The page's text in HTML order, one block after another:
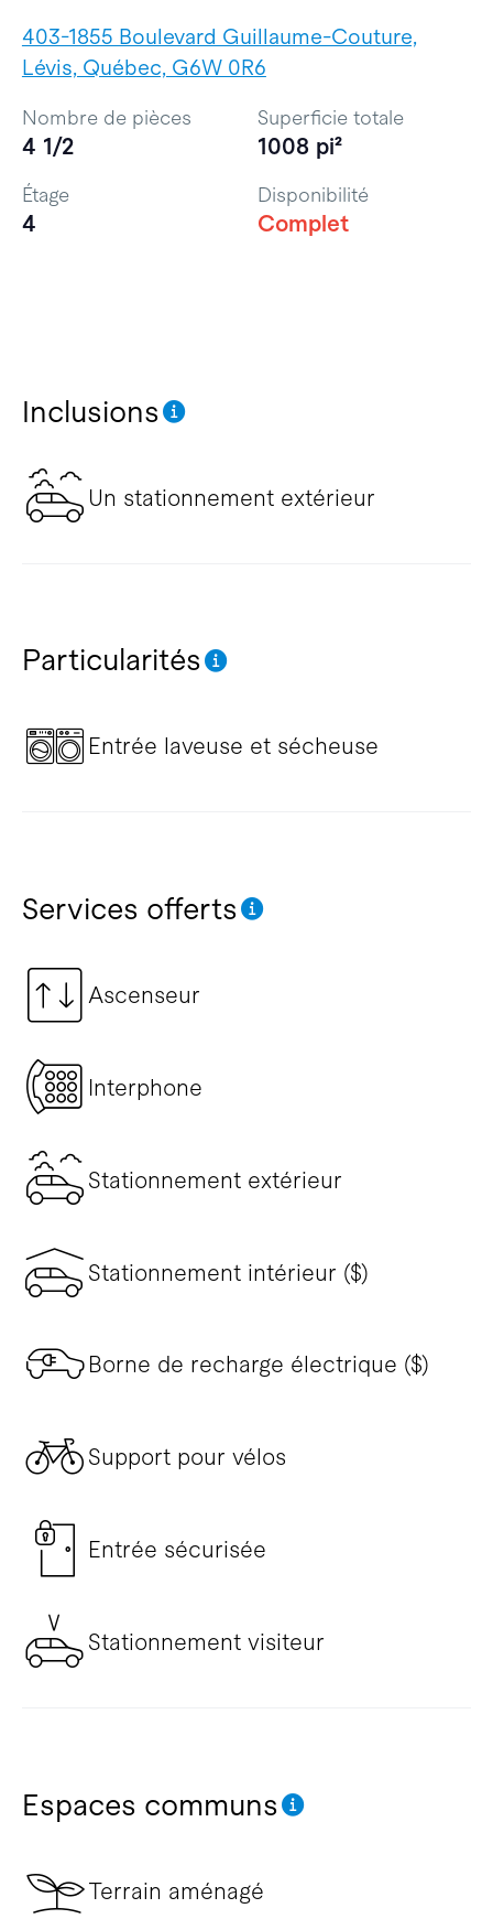
403-1855 Boulevard Guillaume-Couture,
Lévis, Québec, G6W 0R6
Inclusions
Un stationnement extérieur
Particularités
Entrée laveuse et sécheuse
Services offerts
Ascenseur
Interphone
Stationnement extérieur
Stationnement intérieur ($)
Borne de recharge électrique ($)
Support pour vélos
Entrée sécurisée
Stationnement visiteur
Espaces communs
Terrain aménagé
Nombre de pièces
4 1/2
Superficie totale
1008 pi²
Étage
4
Disponibilité
Complet